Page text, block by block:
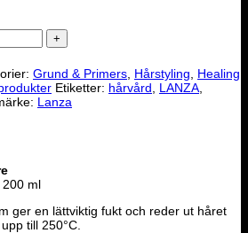
Grund & Primers Hårstyling
Healing
Etiketter: hårvård LANZA
Lanza
200 ml
ger en lättviktig fukt och reder ut håret
till 250°C.